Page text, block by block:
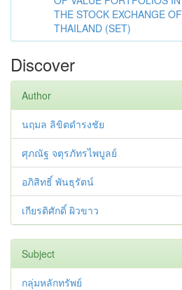
THE STOCK EXCHANGE OF
THAILAND (SET)
Discover
Author
นฤมล ลิขิตดำรงชัย
ศุภณัฐ จตุรภัทรไพบูลย์
อภิสิทธิ์ พันธุรัตน์
เกียรติศักดิ์ ผิวขาว
Subject
กลุ่มหลักทรัพย์